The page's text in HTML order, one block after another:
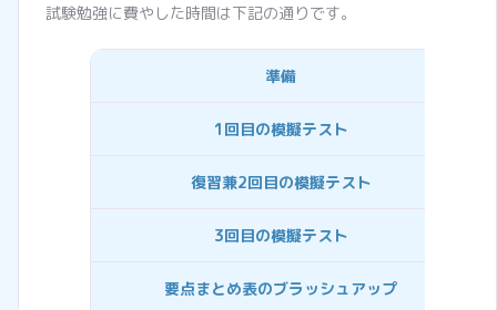
試験勉強に費やした時間は下記の通りです。
準備
1回目の模擬テスト
復習兼2回目の模擬テスト
3回目の模擬テスト
要点まとめ表のブラッシュアップ